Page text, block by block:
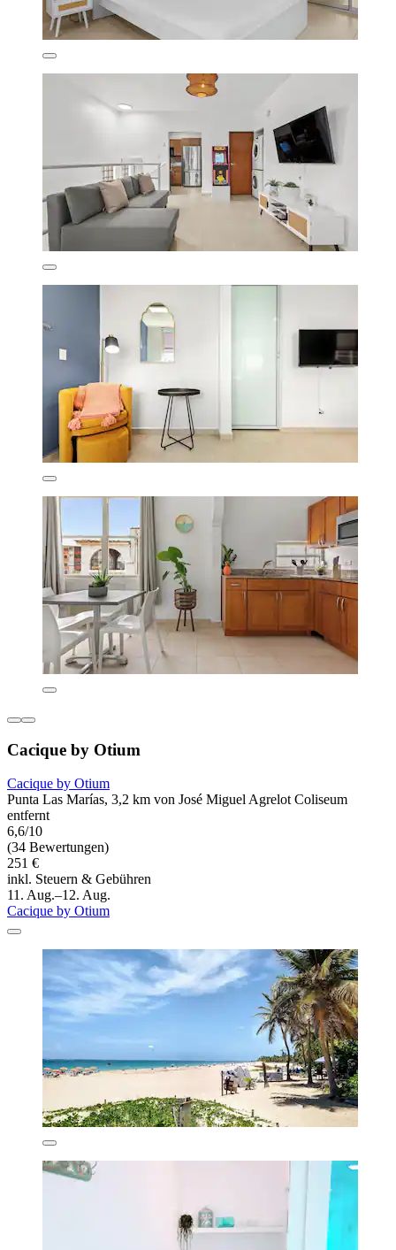
Cacique by Otium
Cacique by Otium
Punta Las Marías, 3,2 km von José Miguel Agrelot Coliseum
entfernt
6,6/10
(34 Bewertungen)
251 €
inkl. Steuern & Gebühren
11. Aug.–12. Aug.
Cacique by Otium